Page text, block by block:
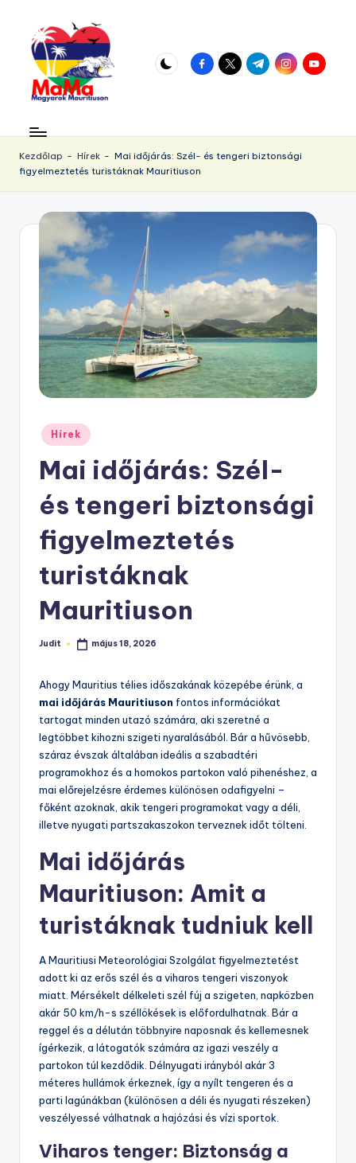
content
u
ri
ti
az
örökös
napsütés!
facebook.com
twitter.com
t.me instagram.com
Kezdőlap - Hírek - Mai időjárás: Szél- és tengeri biztonsági
figyelmeztetés turistáknak Mauritiuson
Posted
in
Hírek
Mai időjárás: Szél-
és tengeri biztonsági
figyelmeztetés
turistáknak
Mauritiuson
Posted
Judit május 18, 2026
Ahogy Mauritius télies időszakának közepébe érünk, a
mai időjárás Mauritiuson fontos információkat
tartogat minden utazó számára, aki szeretné a
legtöbbet kihozni szigeti nyaralásából. Bár a hűvösebb,
száraz évszak általában ideális a szabadtéri
programokhoz és a homokos partokon való pihenéshez, a
mai előrejelzésre érdemes különösen odafigyelni –
főként azoknak, akik tengeri programokat vagy a déli,
illetve nyugati partszakaszokon terveznek időt tölteni.
Mai időjárás
Mauritiuson: Amit a
turistáknak tudniuk kell
A Mauritiusi Meteorológiai Szolgálat figyelmeztetést
adott ki az erős szél és a viharos tengeri viszonyok
miatt. Mérsékelt délkeleti szél fúj a szigeten, napközben
akár 50 km/h-s széllökések is előfordulhatnak. Bár a
reggel és a délután többnyire naposnak és kellemesnek
ígérkezik, a látogatók számára az igazi veszély a
partokon túl kezdődik. Délnyugati irányból akár 3
méteres hullámok érkeznek, így a nyílt tengeren és a
parti lagúnákban (különösen a déli és nyugati részeken)
veszélyessé válhatnak a hajózási és vízi sportok.
Viharos tenger: Biztonság a